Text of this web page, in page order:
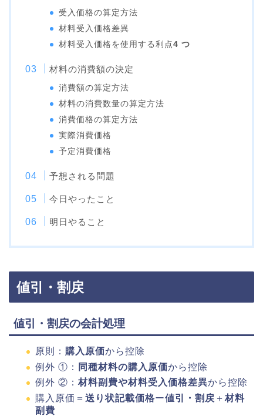
受入価格の算定方法
材料受入価格差異
材料受入価格を使用する利点4 つ
材料の消費額の決定
消費額の算定方法
材料の消費数量の算定方法
消費価格の算定方法
実際消費価格
予定消費価格
予想される問題
今日やったこと
明日やること
値引・割戻
値引・割戻の会計処理
原則： 購入原価から控除
例外 ①：
同種材料の購入原価から控除
例外 ②： 材料副費や材料受入価格差異から控除
購入原価＝ 送り状記載価格ー値引・割戻 ＋ 材料
副費